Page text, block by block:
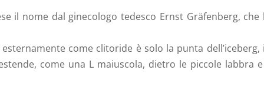
il nome dal ginecologo tedesco Ernst Gräfenberg, che
come clitoride è solo la punta dell’iceberg,
come una L maiuscola, dietro le piccole labbra